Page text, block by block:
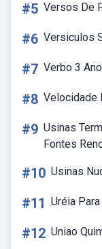
#5 Versos De
#6 Versiculos
#7 Verbo 3
#8 Velocidade
#9 Usinas
Fontes
#10 Usinas
#11 Uréia
#12 Uniao